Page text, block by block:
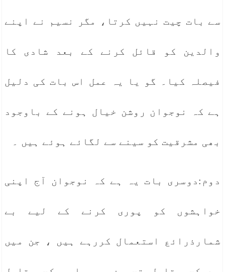
سے بات چیت نہیں کرتا، مگر نسیم نے اپنے
والدین کو قائل کرنے کے بعد شادی کا
فیصلہ کیا۔ گو یا یہ عمل اس بات کی دلیل
ہے کہ نوجوان روشن خیال ہونے کے باوجود
بھی مشرقیت کو سینے سے لگائے ہوئے ہیں ۔
دوم:دوسری بات یہ ہے کہ نوجوان آج اپنی
خواہشوں کو پوری کرنے کے لیے بے
شمارذرائع استعمال کررہے ہیں ، جن میں